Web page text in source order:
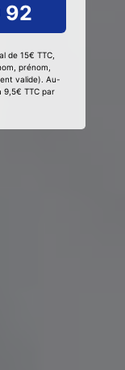
92
de 15€ TTC,
prénom,
valide). Au-
9,5€ TTC par